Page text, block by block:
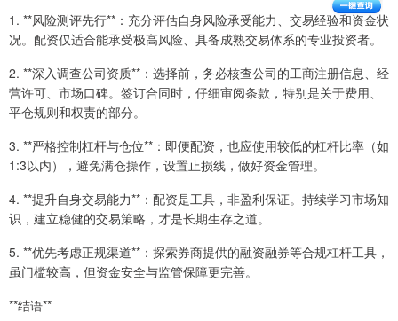
1. **风险测评先行**：充分评估自身风险承受能力、交易经验和资金状
况。配资仅适合能承受极高风险、具备成熟交易体系的专业投资者。
2. **深入调查公司资质**：选择前，务必核查公司的工商注册信息、经
营许可、市场口碑。签订合同时，仔细审阅条款，特别是关于费用、
平仓规则和权责的部分。
3. **严格控制杠杆与仓位**：即便配资，也应使用较低的杠杆比率（如
1:3以内），避免满仓操作，设置止损线，做好资金管理。
4. **提升自身交易能力**：配资是工具，非盈利保证。持续学习市场知
识，建立稳健的交易策略，才是长期生存之道。
5. **优先考虑正规渠道**：探索券商提供的融资融券等合规杠杆工具，
虽门槛较高，但资金安全与监管保障更完善。
**结语**